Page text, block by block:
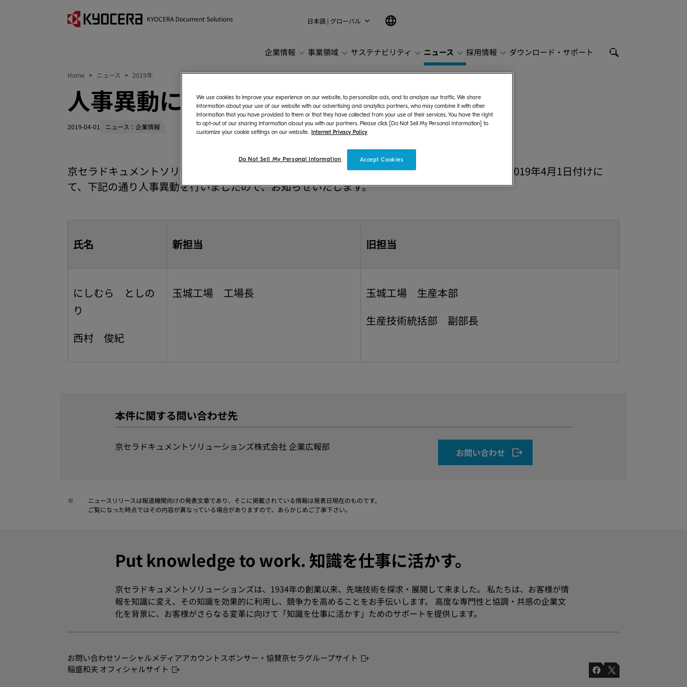
KYOCERA Document Solutions 日本語 | グローバル
企業情報 事業領域 サステナビリティ ニュース 採用情報 ダウンロード・サポート
Home ニュース 2019年
人事異動について
2019-04-01 ニュース：企業情報
京セラドキュメントソリューションズ株式会社（社長：伊奈 憲彦）は、三重・玉城工場おいて、2019年4月1日付けに
て、下記の通り人事異動を行いましたので、お知らせいたします。
氏名 新担当 旧担当
にしむら としの
り
西村 俊紀
玉城工場 工場長
玉城工場 生産本部
生産技術統括部 副部長
本件に関する問い合わせ先
京セラドキュメントソリューションズ株式会社 企業広報部 お問い合わせ
※
ニュースリリースは報道機関向けの発表文章であり、そこに掲載されている情報は発表日現在のものです。
ご覧になった時点ではその内容が異なっている場合がありますので、あらかじめご了承下さい。
Put knowledge to work. 知識を仕事に活かす。
京セラドキュメントソリューションズは、1934年の創業以来、先端技術を探求・展開して来ました。 私たちは、お客様が情
報を知識に変え、その知識を効果的に利用し、競争力を高めることをお手伝いします。 高度な専門性と協調・共感の企業文
化を背景に、お客様がさらなる変革に向けて「知識を仕事に活かす」ためのサポートを提供します。
お問い合わせソーシャルメディアアカウント スポンサー・協賛京セラグループサイト
稲盛和夫 オフィシャルサイト
We use cookies to improve your experience on our website, to personalize ads, and to analyze our traffic. We share
information about your use of our website with our advertising and analytics partners, who may combine it with other
information that you have provided to them or that they have collected from your use of their services. You have the right
to opt-out of our sharing information about you with our partners. Please click [Do Not Sell My Personal Information] to
customize your cookie settings on our website. Internet Privacy Policy
Accept Cookies
Do Not Sell My Personal Information